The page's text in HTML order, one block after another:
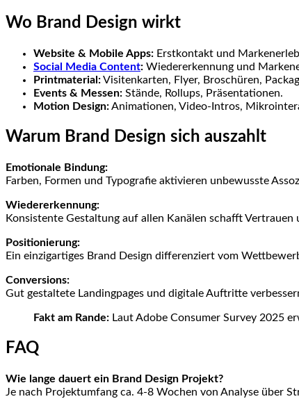
Wo Brand Design wirkt
Website & Mobile Apps: Erstkontakt und
Social Media Content: Wiedererkennung und
Printmaterial:Visitenkarten, Flyer, Broschüren,
Events & Messen: Stände, Rollups, Präsentationen.
Motion Design:Animationen, Video-Intros,
Warum Brand Design sich auszahlt
Emotionale Bindung:
Farben, Formen und Typografie aktivieren unbewusste
Wiedererkennung:
Konsistente Gestaltung auf allen Kanälen schafft Vertrauen
Positionierung:
Ein einzigartiges Brand Design differenziert vom
Conversions:
Gut gestaltete Landingpages und digitale Auftritte
Fakt am Rande: Laut Adobe Consumer Survey 2025
FAQ
Wie lange dauert ein Brand Design Projekt?
Je nach Projektumfang ca. 4-8 Wochen von Analyse über